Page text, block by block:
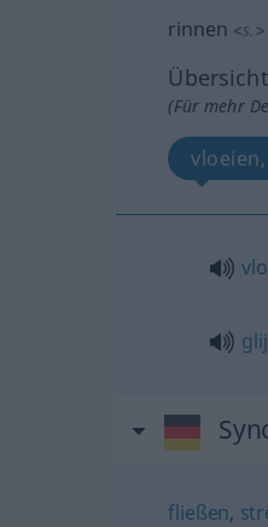
rinnen <s. >
(Für mehr
fließen,